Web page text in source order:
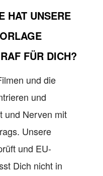
HAT UNSERE
FÜR DICH?
und die
und
und Nerven mit
Unsere
und EU-
Dich nicht in